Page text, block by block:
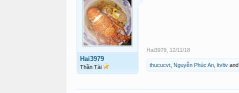
Hai3979
Thần Tài
Hai3979 12/11/18
thucucvt Nguyễn Phúc An ltvltv and